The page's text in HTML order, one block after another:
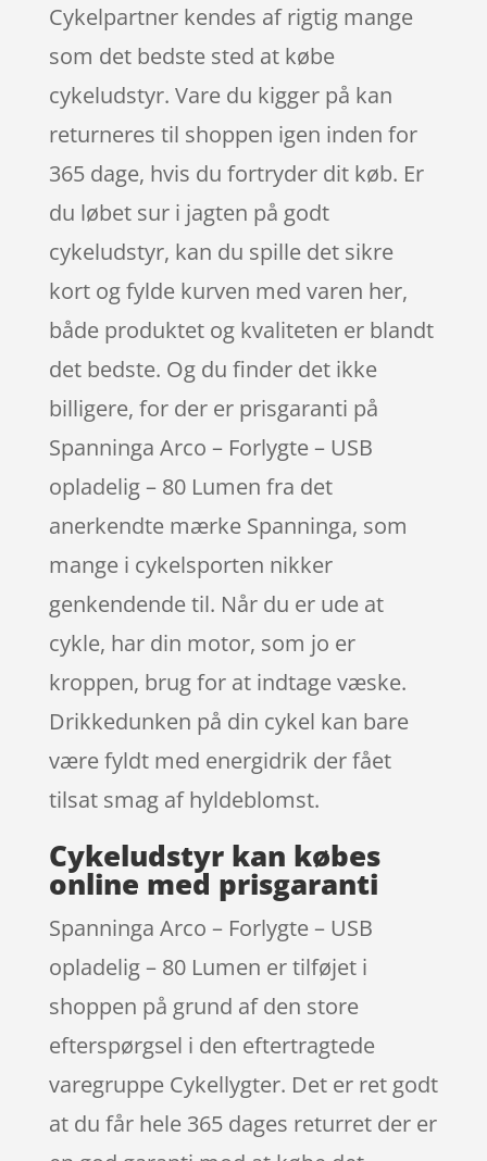
Cykelpartner kendes af rigtig mange
som det bedste sted at købe
cykeludstyr. Vare du kigger på kan
returneres til shoppen igen inden for
365 dage, hvis du fortryder dit køb. Er
du løbet sur i jagten på godt
cykeludstyr, kan du spille det sikre
kort og fylde kurven med varen her,
både produktet og kvaliteten er blandt
det bedste. Og du finder det ikke
billigere, for der er prisgaranti på
Spanninga Arco – Forlygte – USB
opladelig – 80 Lumen fra det
anerkendte mærke Spanninga, som
mange i cykelsporten nikker
genkendende til. Når du er ude at
cykle, har din motor, som jo er
kroppen, brug for at indtage væske.
Drikkedunken på din cykel kan bare
være fyldt med energidrik der fået
tilsat smag af hyldeblomst.
Cykeludstyr kan købes
online med prisgaranti
Spanninga Arco – Forlygte – USB
opladelig – 80 Lumen er tilføjet i
shoppen på grund af den store
efterspørgsel i den eftertragtede
varegruppe Cykellygter. Det er ret godt
at du får hele 365 dages returret der er